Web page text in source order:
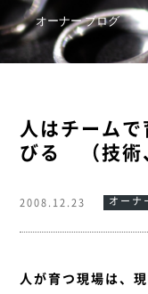
人はチーム
びる （技術
2008.12.23 オーナ
人が育つ現場は、